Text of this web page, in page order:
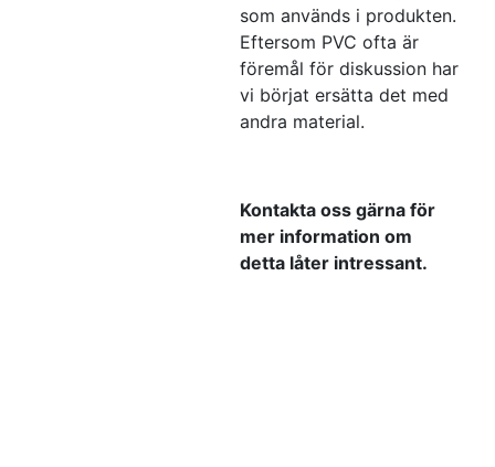
som används i produkten.
Eftersom PVC ofta är
föremål för diskussion har
vi börjat ersätta det med
andra material.
Kontakta oss gärna för
mer information om
detta låter intressant.